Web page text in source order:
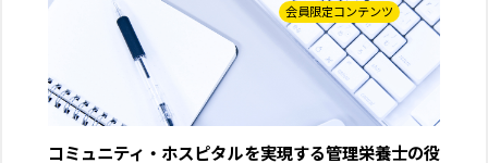
会員限定コンテンツ
コミュニティ・ホスピタルを実現する管理栄養士の役